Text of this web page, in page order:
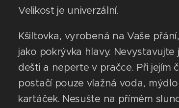
Velikost je univerzální.
Kšiltovka, vyrobená na Vaše
jako pokrývka hlavy. Nevystavujte
dešti a neperte v pračce. Při jejím
postačí pouze vlažná voda,
kartáček. Nesušte na přímém